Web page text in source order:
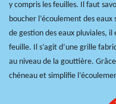
y compris les feuilles. Il faut
boucher l’écoulement des
de gestion des eaux pluviales,
feuille. Il s’agit d’une grille
au niveau de la gouttière.
chéneau et simplifie